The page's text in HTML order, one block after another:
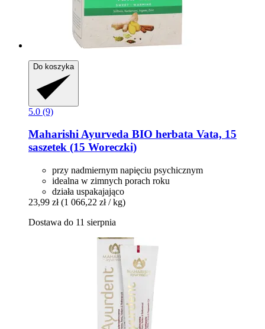
Do koszyka
5.0 (9)
Maharishi Ayurveda BIO herbata Vata, 15
saszetek (15 Woreczki)
przy nadmiernym napięciu psychicznym
idealna w zimnych porach roku
działa uspakajająco
23,99 zł (1 066,22 zł / kg)
Dostawa do 11 sierpnia